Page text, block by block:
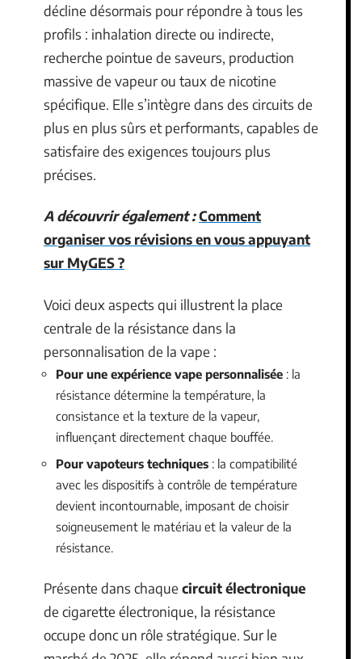
décline désormais pour répondre à tous les
profils : inhalation directe ou indirecte,
recherche pointue de saveurs, production
massive de vapeur ou taux de nicotine
spécifique. Elle s’intègre dans des circuits de
plus en plus sûrs et performants, capables de
satisfaire des exigences toujours plus
précises.
A découvrir également :Comment
organiser vos révisions en vous appuyant
sur MyGES ?
Voici deux aspects qui illustrent la place
centrale de la résistance dans la
personnalisation de la vape :
Pour une expérience vape personnalisée : la
résistance détermine la température, la
consistance et la texture de la vapeur,
influençant directement chaque bouffée.
Pour vapoteurs techniques : la compatibilité
avec les dispositifs à contrôle de température
devient incontournable, imposant de choisir
soigneusement le matériau et la valeur de la
résistance.
Présente dans chaque circuit électronique
de cigarette électronique, la résistance
occupe donc un rôle stratégique. Sur le